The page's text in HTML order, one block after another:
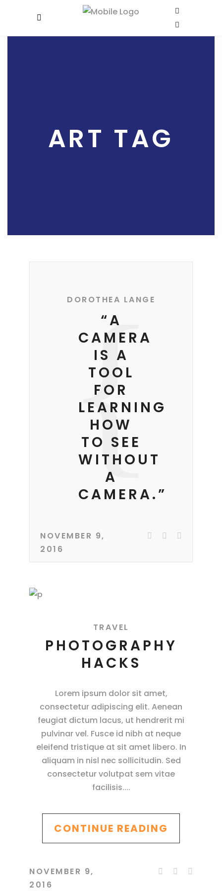
ART TAG
DOROTHEA LANGE
“A
CAMERA
IS A
TOOL
FOR
LEARNING
HOW
TO SEE
WITHOUT
A
CAMERA.”
NOVEMBER 9,
2016
TRAVEL
PHOTOGRAPHY
HACKS
Lorem ipsum dolor sit amet,
consectetur adipiscing elit. Aenean
feugiat dictum lacus, ut hendrerit mi
pulvinar vel. Fusce id nibh at neque
eleifend tristique at sit amet libero. In
aliquam in nisl nec sollicitudin. Sed
consectetur volutpat sem vitae
facilisis.
CONTINUE READING
NOVEMBER 9,
2016